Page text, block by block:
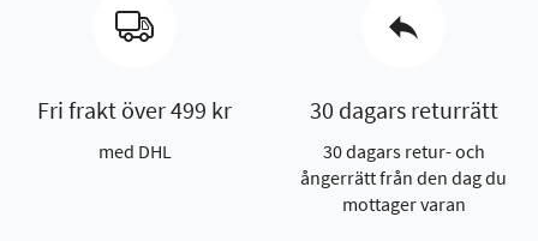
Fri frakt över 499 kr
med DHL
30 dagars returrätt
30 dagars retur- och
ångerrätt från den dag du
mottager varan